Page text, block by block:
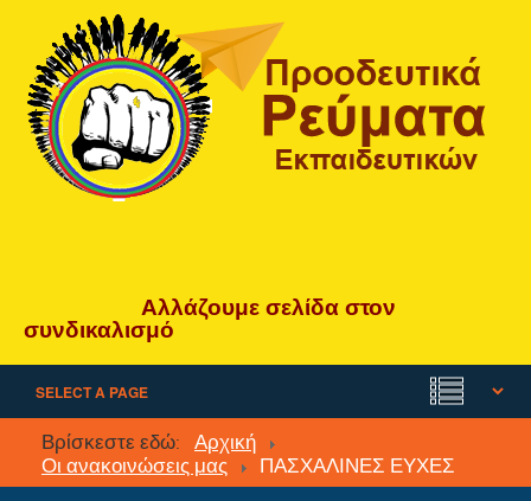
Αλλάζουμε σελίδα στον
συνδικαλισμό
Βρίσκεστε εδώ:
Αρχική
Οι ανακοινώσεις μας
ΠΑΣΧΑΛΙΝΕΣ ΕΥΧΕΣ